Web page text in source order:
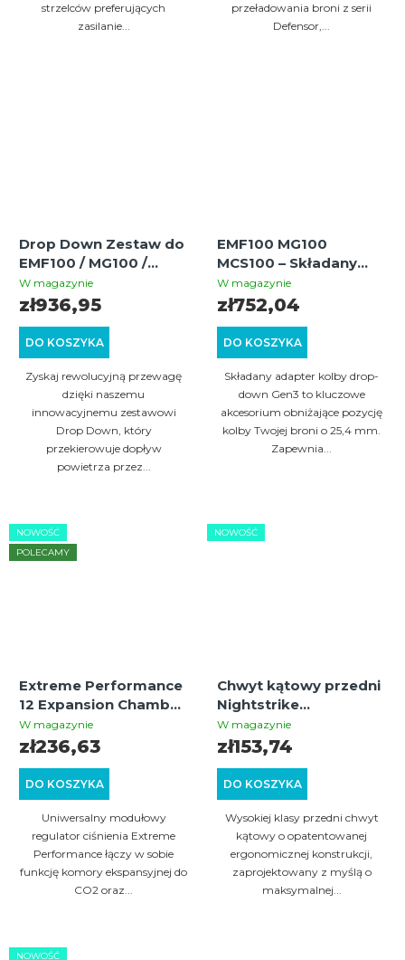
strzelców preferujących
zasilanie...
przeładowania broni z serii
Defensor,...
Drop Down Zestaw do
EMF100 / MG100 /
MCS100 – Wewnętrzne
prowadzenie
W magazynie
DO KOSZYKA
zł936,95
Zyskaj rewolucyjną przewagę
dzięki naszemu
innowacyjnemu zestawowi
Drop Down, który
przekierowuje dopływ
powietrza przez...
EMF100 MG100
MCS100 – Składany
adapter kolby drop-
down (Gen3)
W magazynie
DO KOSZYKA
zł752,04
Składany adapter kolby drop-
down Gen3 to kluczowe
akcesorium obniżające pozycję
kolby Twojej broni o 25,4 mm.
Zapewnia...
NOWOŚĆ
POLECAMY
Extreme Performance
12 Expansion Chamber
do atomizera CO2 i
HPA volumizera
W magazynie
DO KOSZYKA
zł236,63
Uniwersalny modułowy
regulator ciśnienia Extreme
Performance łączy w sobie
funkcję komory ekspansyjnej do
CO2 oraz...
NOWOŚĆ
Chwyt kątowy przedni
Nightstrike
Diamondback
W magazynie
DO KOSZYKA
zł153,74
Wysokiej klasy przedni chwyt
kątowy o opatentowanej
ergonomicznej konstrukcji,
zaprojektowany z myślą o
maksymalnej...
NOWOŚĆ